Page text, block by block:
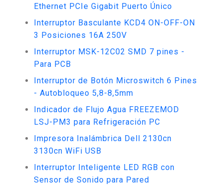
Ethernet PCIe Gigabit Puerto Único
Interruptor Basculante KCD4 ON-OFF-ON
3 Posiciones 16A 250V
Interruptor MSK-12C02 SMD 7 pines -
Para PCB
Interruptor de Botón Microswitch 6 Pines
- Autobloqueo 5,8-8,5mm
Indicador de Flujo Agua FREEZEMOD
LSJ-PM3 para Refrigeración PC
Impresora Inalámbrica Dell 2130cn
3130cn WiFi USB
Interruptor Inteligente LED RGB con
Sensor de Sonido para Pared